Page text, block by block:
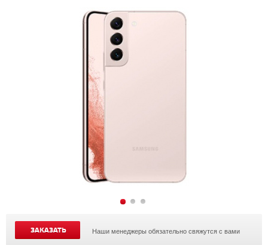
ЗАКАЗАТЬ Наши менеджеры обязательно свяжутся с вами